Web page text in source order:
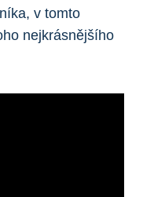
⁤v tomto
nejkrásnějšího